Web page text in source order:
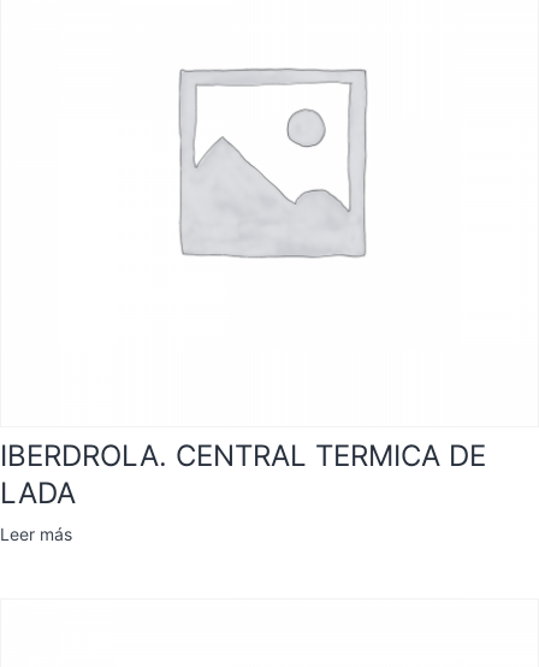
IBERDROLA. CENTRAL TERMICA DE
LADA
Leer más